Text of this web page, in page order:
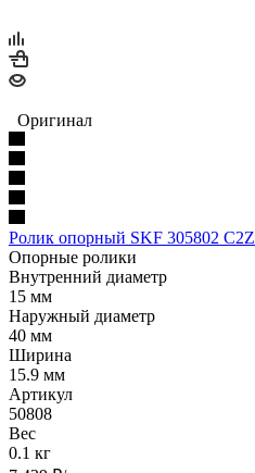
Оригинал
Ролик опорный SKF 305802 C2Z
Опорные ролики
Внутренний диаметр
15 мм
Наружный диаметр
40 мм
Ширина
15.9 мм
Артикул
50808
Вес
0.1 кг